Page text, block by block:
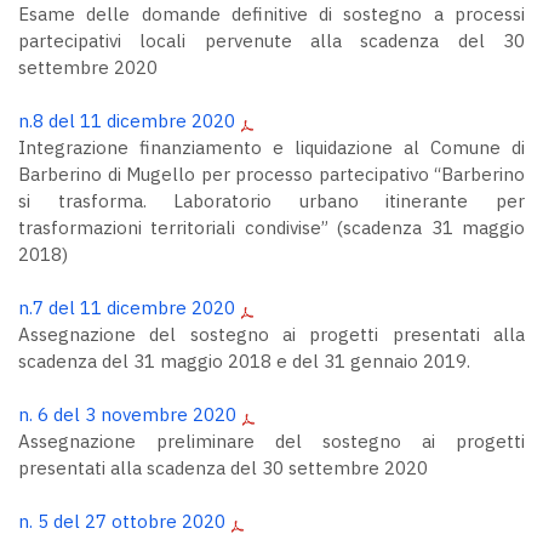
Esame delle domande definitive di sostegno a processi
partecipativi locali pervenute alla scadenza del 30
settembre 2020
n.8 del 11 dicembre 2020
Integrazione finanziamento e liquidazione al Comune di
Barberino di Mugello per processo partecipativo “Barberino
si trasforma. Laboratorio urbano itinerante per
trasformazioni territoriali condivise” (scadenza 31 maggio
2018)
n.7 del 11 dicembre 2020
Assegnazione del sostegno ai progetti presentati alla
scadenza del 31 maggio 2018 e del 31 gennaio 2019.
n. 6 del 3 novembre 2020
Assegnazione preliminare del sostegno ai progetti
presentati alla scadenza del 30 settembre 2020
n. 5 del 27 ottobre 2020